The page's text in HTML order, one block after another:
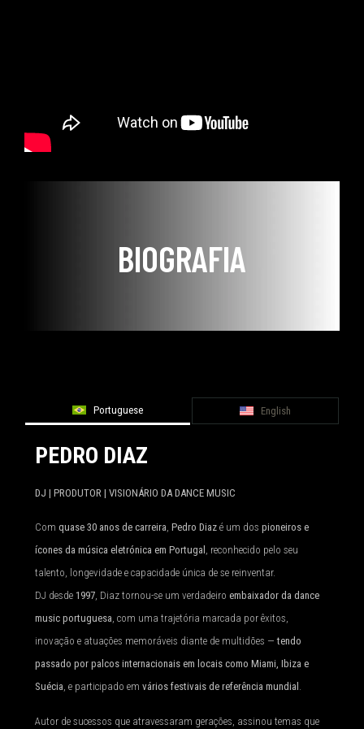
BIOGRAFIA
Portuguese English
PEDRO DIAZ
DJ | PRODUTOR | VISIONÁRIO DA DANCE MUSIC
Com quase 30 anos de carreira, Pedro Diaz é um dos pioneiros e
ícones da música eletrónica em Portugal , reconhecido pelo seu
talento, longevidade e capacidade única de se reinventar.
DJ desde 1997, Diaz tornou-se um verdadeiro embaixador da dance
music portuguesa, com uma trajetória marcada por êxitos,
inovação e atuações memoráveis diante de multidões —tendo
passado por palcos internacionais em locais como Miami, Ibiza e
Suécia, e participado em vários festivais de referência mundial .
Autor de sucessos que atravessaram gerações, assinou temas que